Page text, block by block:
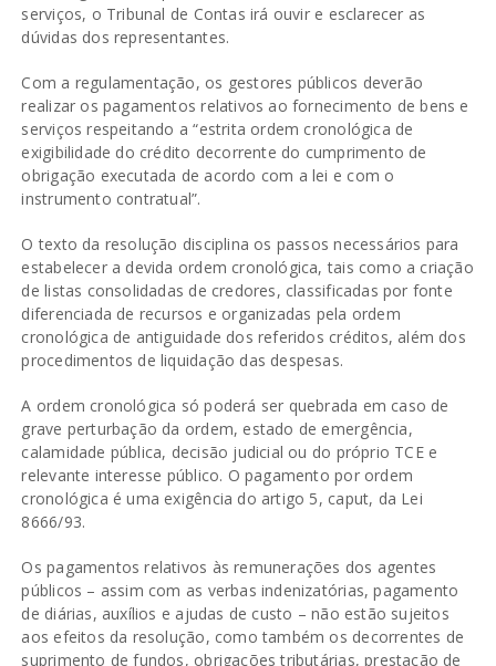
serviços, o Tribunal de Contas irá ouvir e esclarecer as
dúvidas dos representantes.
Com a regulamentação, os gestores públicos deverão
realizar os pagamentos relativos ao fornecimento de bens e
serviços respeitando a “estrita ordem cronológica de
exigibilidade do crédito decorrente do cumprimento de
obrigação executada de acordo com a lei e com o
instrumento contratual”.
O texto da resolução disciplina os passos necessários para
estabelecer a devida ordem cronológica, tais como a criação
de listas consolidadas de credores, classificadas por fonte
diferenciada de recursos e organizadas pela ordem
cronológica de antiguidade dos referidos créditos, além dos
procedimentos de liquidação das despesas.
A ordem cronológica só poderá ser quebrada em caso de
grave perturbação da ordem, estado de emergência,
calamidade pública, decisão judicial ou do próprio TCE e
relevante interesse público. O pagamento por ordem
cronológica é uma exigência do artigo 5, caput, da Lei
8666/93.
Os pagamentos relativos às remunerações dos agentes
públicos – assim com as verbas indenizatórias, pagamento
de diárias, auxílios e ajudas de custo – não estão sujeitos
aos efeitos da resolução, como também os decorrentes de
suprimento de fundos, obrigações tributárias, prestação de